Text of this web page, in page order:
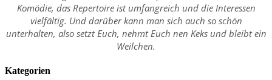
Komödie, das Repertoire ist umfangreich und die Interessen
vielfältig. Und darüber kann man sich auch so schön
unterhalten, also setzt Euch, nehmt Euch nen Keks und bleibt ein
Weilchen.
Kategorien